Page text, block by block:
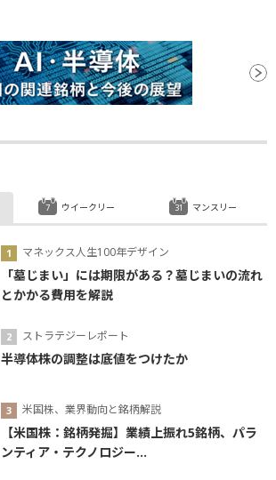
マネックス人生100年デザイン
「墓じまい」には期限がある？墓じまいの流れ
とかかる費用を解説
ストラテジーレポート
半導体株の調整は底値をつけたか
米国株、業界動向と銘柄解説
【米国株：銘柄発掘】業績上振れ5銘柄、パラ
ンティア・テクノロジー...
ウイークリー マンスリー